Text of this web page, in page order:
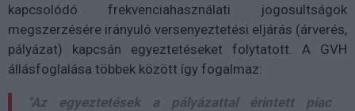
kapcsolódó frekvenciahasználati jogosultságok
megszerzésére irányuló versenyeztetési eljárás (árverés,
pályázat) kapcsán egyeztetéseket folytatott. A GVH
állásfoglalása többek között így fogalmaz:
"Az egyeztetések a pályázattal érintett piac